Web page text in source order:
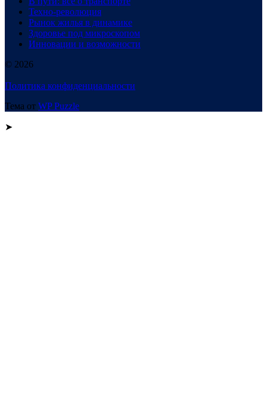
Техно-революция
Рынок жилья в динамике
Здоровье под микроскопом
Инновации и возможности
© 2026
Политика конфиденциальности
Тема от WP Puzzle
➤